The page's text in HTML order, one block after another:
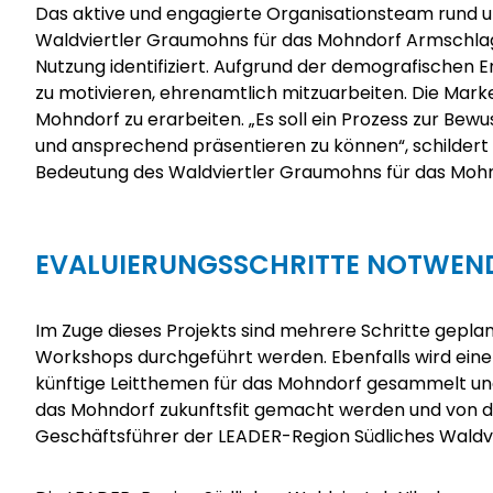
Das aktive und engagierte Organisationsteam rund
Waldviertler Graumohns für das Mohndorf
Nutzung identifiziert. Aufgrund der demografischen
zu motivieren, ehrenamtlich mitzuarbeiten. Die
Mohndorf zu erarbeiten. „Es soll ein Prozess zur
und ansprechend präsentieren zu können“,
Bedeutung des Waldviertler Graumohns für das
EVALUIERUNGSSCHRITTE
Im Zuge dieses Projekts sind mehrere Schritte
Workshops durchgeführt werden. Ebenfalls wird
künftige Leitthemen für das Mohndorf gesammelt
das Mohndorf zukunftsfit gemacht werden und von
Geschäftsführer der LEADER-Region Südliches